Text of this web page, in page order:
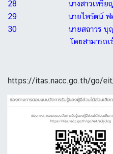
28
นางสาวเหรี
29
นายไพรัตน์ ฟ
30
นายสถาวร บุ
โดยสามารถ
https://itas.nacc.go.th/go/